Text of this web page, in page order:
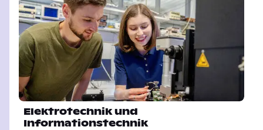
Elektrotechnik und
Informationstechnik